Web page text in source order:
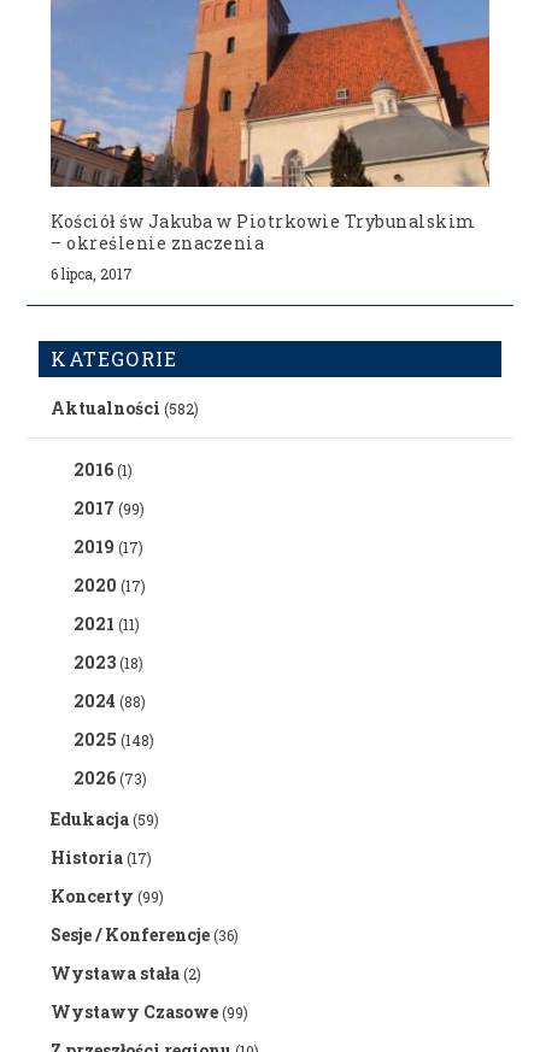
Kościół św Jakuba w Piotrkowie Trybunalskim
– określenie znaczenia
6 lipca, 2017
KATEGORIE
Aktualności (582)
2016(1)
2017 (99)
2019 (17)
2020 (17)
2021 (11)
2023(18)
2024 (88)
2025 (148)
2026(73)
Edukacja(59)
Historia(17)
Koncerty (99)
Sesje / Konferencje(36)
Wystawa stała(2)
Wystawy Czasowe(99)